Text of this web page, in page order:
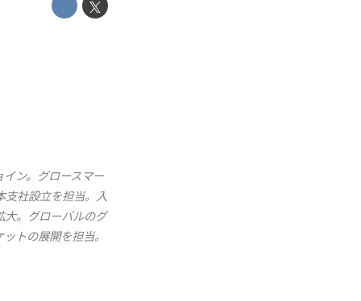
ン。グロースマー
支社設立を担当。入
。グローバルのグ
トの展開を担当。